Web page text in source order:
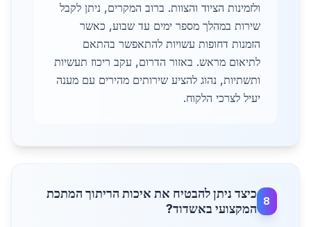
ולזמינות הציוד והצוות. ברוב המקרים, ניתן לקבל
שירות במהלך מספר ימים עד שבוע, כאשר
הזמנות דחופות עשויות להתאפשר בהתאם
לתיאום מראש. באזור הדרום, עקב ריכוז תעשיות
ותשתיות, נהוג להציע שירותים מהירים עם מענה
יעיל לצרכי הלקוח.
8
כיצד ניתן להבטיח את איכות הריתוך המתכת
המקצועי באשדוד?